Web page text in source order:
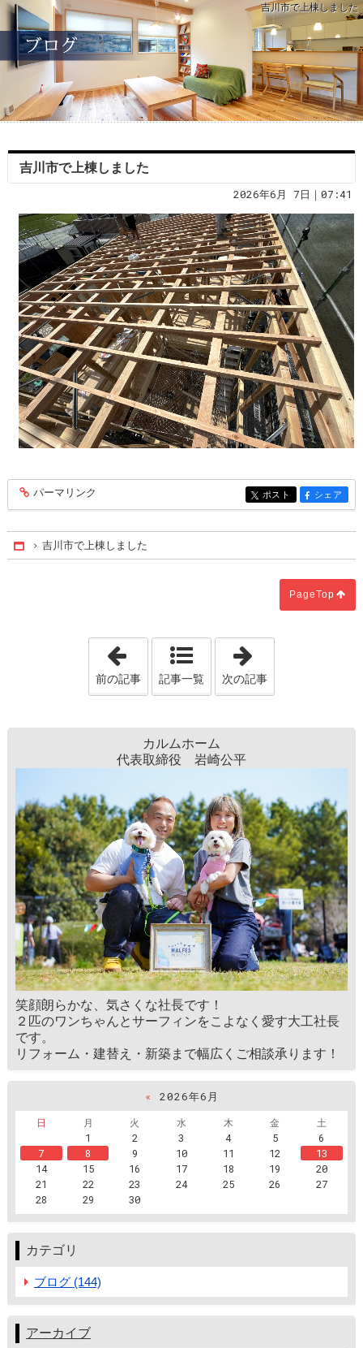
吉川市で上棟しました
吉川市で上棟しました
2026年6月 7日｜07:41
entry506
パーマリンク entry506
ポスト entry506
シェア
Home
吉川市で上棟しました
PageTop
「あえて断熱材を使い分ける」
前の記事 記事一覧 次の記事
カルムホーム
代表取締役 岩崎公平
笑顔朗らかな、気さくな社長です！
２匹のワンちゃんとサーフィンをこよなく愛す大工社長
です。
リフォーム・建替え・新築まで幅広くご相談承ります！
« 2026年6月
日
月 火 水 木 金
土
1
2 3 4 5
6
7
8 9 10 11 12
13
14
15 16 17 18 19
20
21
22 23 24 25 26
27
28
29 30
カテゴリ
ブログ (144)
アーカイブ